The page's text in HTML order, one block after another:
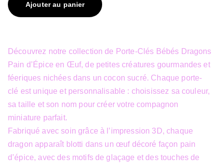
Ajouter au panier
Découvrez notre collection de Porte-Clés Bébés Dragons
Pain d’Épice en Œuf, de petites créatures gourmandes et
féeriques nichées dans un cocon sucré. Chaque porte-
clé est unique et personnalisable : choisissez sa couleur,
sa taille et son nom pour créer votre compagnon
miniature parfait.
Fabriqué avec soin grâce à l’impression 3D, chaque
dragon apparaît blotti dans un œuf décoré façon pain
d’épice, avec des motifs de glaçage et des touches de